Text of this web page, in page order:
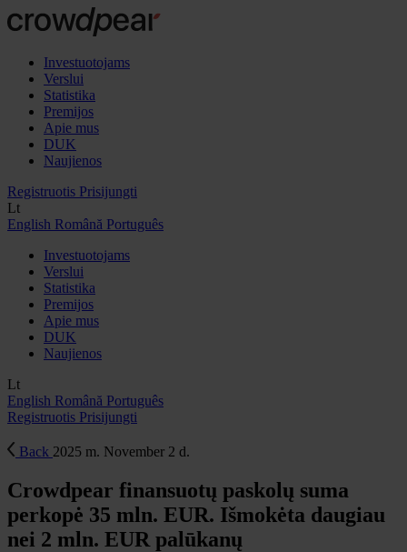
Investuotojams
Verslui
Statistika
Premijos
Apie mus
DUK
Naujienos
Registruotis Prisijungti
Lt
English Română Português
Investuotojams
Verslui
Statistika
Premijos
Apie mus
DUK
Naujienos
Lt
English Română Português
Registruotis Prisijungti
Back 2025 m. November 2 d.
Crowdpear finansuotų paskolų suma
perkopė 35 mln. EUR. Išmokėta daugiau
nei 2 mln. EUR palūkanų